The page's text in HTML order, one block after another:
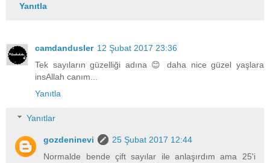
Yanıtla
camdandusler 12 Şubat 2017 23:36
Tek sayıların güzelliği adına 😊 daha nice güzel yaşlara
insAllah canım...
Yanıtla
Yanıtlar
gozdeninevi
25 Şubat 2017 12:44
Normalde bende çift sayılar ile anlaşırdım ama 25'i